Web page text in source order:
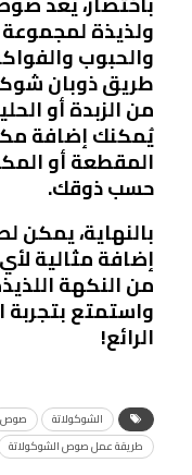
ولذيذة
والحبوب
طريق ذوبان
من الزبدة أو
يُمكنك إضافة
المقطعة أو
حسب ذوقك.
بالنهاية،
إضافة مثالية
من النكهة
واستمتع
الرائع!
الشوكولاتة صوص
طريقة عمل صوص الشوكولاتة